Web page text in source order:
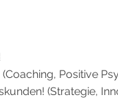
Positive
(Strategie,